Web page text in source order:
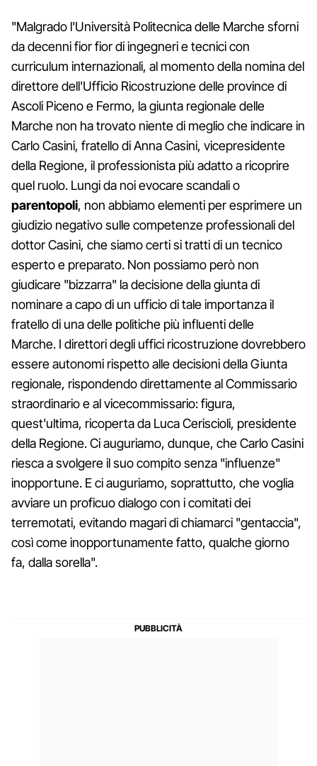
"Malgrado l'Università Politecnica delle Marche sforni
da decenni fior fior di ingegneri e tecnici con
curriculum internazionali, al momento della nomina del
direttore dell'Ufficio Ricostruzione delle province di
Ascoli Piceno e Fermo, la giunta regionale delle
Marche non ha trovato niente di meglio che indicare in
Carlo Casini, fratello di Anna Casini, vicepresidente
della Regione, il professionista più adatto a ricoprire
quel ruolo. Lungi da noi evocare scandali o
parentopoli, non abbiamo elementi per esprimere un
giudizio negativo sulle competenze professionali del
dottor Casini, che siamo certi si tratti di un tecnico
esperto e preparato. Non possiamo però non
giudicare "bizzarra" la decisione della giunta di
nominare a capo di un ufficio di tale importanza il
fratello di una delle politiche più influenti delle
Marche. I direttori degli uffici ricostruzione dovrebbero
essere autonomi rispetto alle decisioni della Giunta
regionale, rispondendo direttamente al Commissario
straordinario e al vicecommissario: figura,
quest'ultima, ricoperta da Luca Ceriscioli, presidente
della Regione. Ci auguriamo, dunque, che Carlo Casini
riesca a svolgere il suo compito senza "influenze"
inopportune. E ci auguriamo, soprattutto, che voglia
avviare un proficuo dialogo con i comitati dei
terremotati, evitando magari di chiamarci "gentaccia",
così come inopportunamente fatto, qualche giorno
fa, dalla sorella".